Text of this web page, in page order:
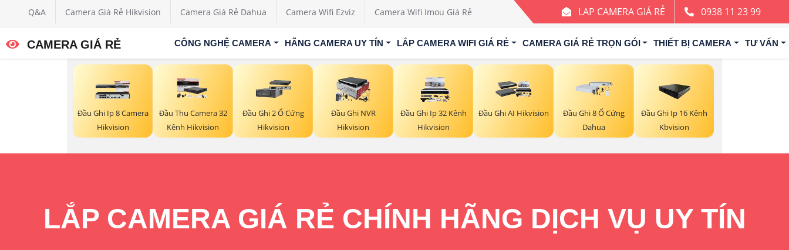
Q&A Camera Giá Rẻ Hikvision Camera Giá Rẻ Dahua Camera Wifi Ezviz Camera Wifi Imou Giá Rẻ LAP CAMERA GIÁ RẺ 0938 11 23 99
CAMERA GIÁ RẺ CÔNG NGHỆ CAMERA HÃNG CAMERA UY TÍN LẮP CAMERA WIFI GIÁ RẺ CAMERA GIÁ RẺ TRỌN GÓI THIẾT BỊ CAMERA TƯ VẤN
Đầu Ghi Ip 8 Camera
Hikvision
Đầu Thu Camera 32
Kênh Hikvision
Đầu Ghi 2 Ổ Cứng
Hikvision
Đầu Ghi NVR
Hikvision
Đầu Ghi Ip 32 Kênh
Hikvision
Đầu Ghi AI Hikvision
Đầu Ghi 8 Ổ Cứng
Dahua
Đầu Ghi Ip 16 Kênh
Kbvision
LẮP CAMERA GIÁ RẺ CHÍNH HÃNG DỊCH VỤ UY TÍN